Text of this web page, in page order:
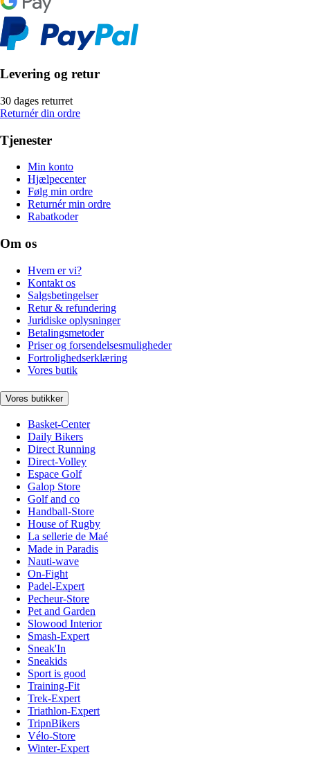
Levering og retur
30 dages returret
Returnér din ordre
Tjenester
Min konto
Hjælpecenter
Følg min ordre
Returnér min ordre
Rabatkoder
Om os
Hvem er vi?
Kontakt os
Salgsbetingelser
Retur & refundering
Juridiske oplysninger
Betalingsmetoder
Priser og forsendelsesmuligheder
Fortrolighedserklæring
Vores butik
Vores butikker
Basket-Center
Daily Bikers
Direct Running
Direct-Volley
Espace Golf
Galop Store
Golf and co
Handball-Store
House of Rugby
La sellerie de Maé
Made in Paradis
Nauti-wave
On-Fight
Padel-Expert
Pecheur-Store
Pet and Garden
Slowood Interior
Smash-Expert
Sneak'In
Sneakids
Sport is good
Training-Fit
Trek-Expert
Triathlon-Expert
TripnBikers
Vélo-Store
Winter-Expert